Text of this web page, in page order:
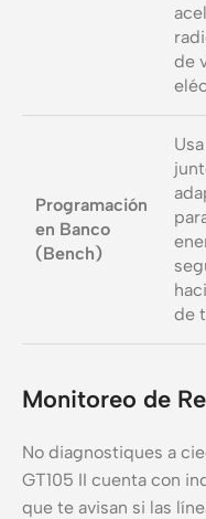
de
Programación
en Banco
(Bench)
de
Monitoreo de
No diagnostiques a
GT105 II cuenta con
que te avisan si las